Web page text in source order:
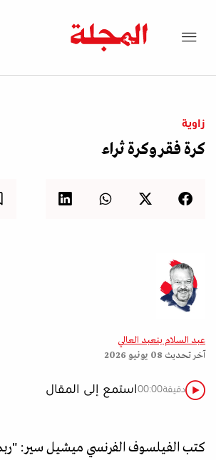
زاوية
كرة فقر وكرة ثراء
عبد السلام بنعبد العالي
آخر تحديث 08 يونيو 2026
استمع إلى المقال 00:00دقيقة
كتب الفيلسوف الفرنسي ميشيل سير: